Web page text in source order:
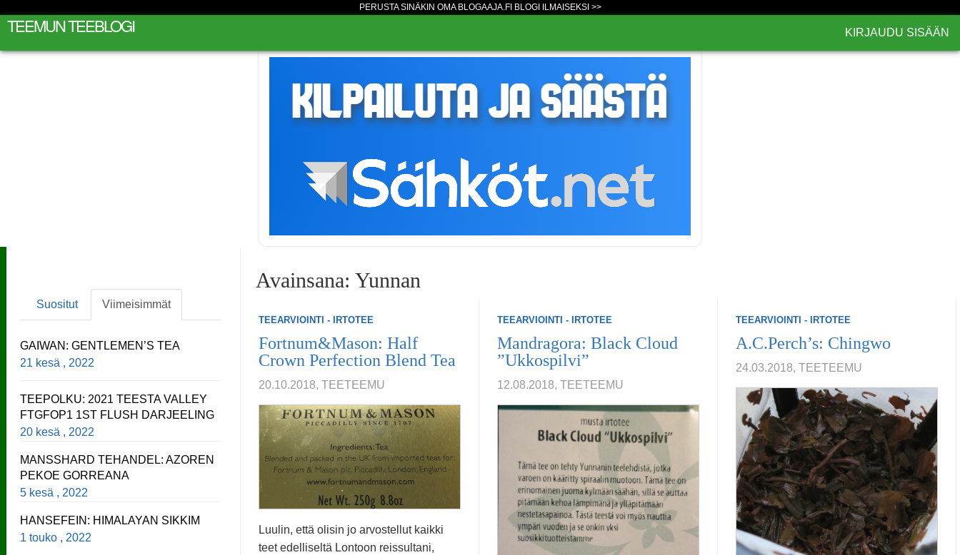
PERUSTA SINÄKIN OMA BLOGAAJA.FI BLOGI ILMAISEKSI >>
TEEMUN TEEBLOGI KIRJAUDU SISÄÄN
Avainsana: Yunnan
TEEARVIOINTI - IRTOTEE
Fortnum&Mason: Half
Crown Perfection Blend Tea
20.10.2018, TEETEEMU
Luulin, että olisin jo arvostellut kaikki
teet edelliseltä Lontoon reissultani,
TEEARVIOINTI - IRTOTEE
Mandragora: Black Cloud
”Ukkospilvi”
12.08.2018, TEETEEMU
TEEARVIOINTI - IRTOTEE
A.C.Perch’s: Chingwo
24.03.2018, TEETEEMU
Suositut Viimeisimmät
GAIWAN: GENTLEMEN’S TEA
21 kesä , 2022
TEEPOLKU: 2021 TEESTA VALLEY
FTGFOP1 1ST FLUSH DARJEELING
20 kesä , 2022
MANSSHARD TEHANDEL: AZOREN
PEKOE GORREANA
5 kesä , 2022
HANSEFEIN: HIMALAYAN SIKKIM
1 touko , 2022